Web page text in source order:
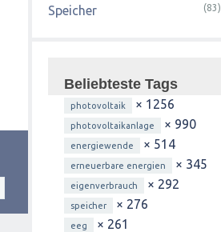
Speicher (83)
Beliebteste Tags
photovoltaik × 1256
photovoltaikanlage × 990
energiewende × 514
erneuerbare energien × 345
eigenverbrauch × 292
speicher × 276
eeg × 261